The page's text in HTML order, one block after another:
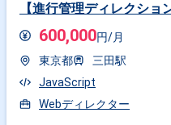
【進行管理ディレクシ
600,000円/月
東京都
三田駅
JavaScript
Webディレクター